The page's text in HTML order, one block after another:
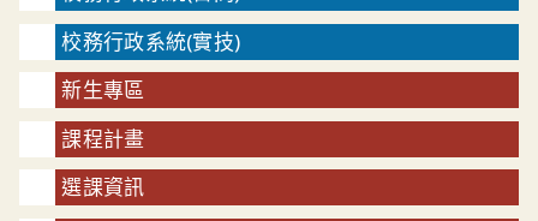
校務行政系統(實技)
新生專區
課程計畫
選課資訊